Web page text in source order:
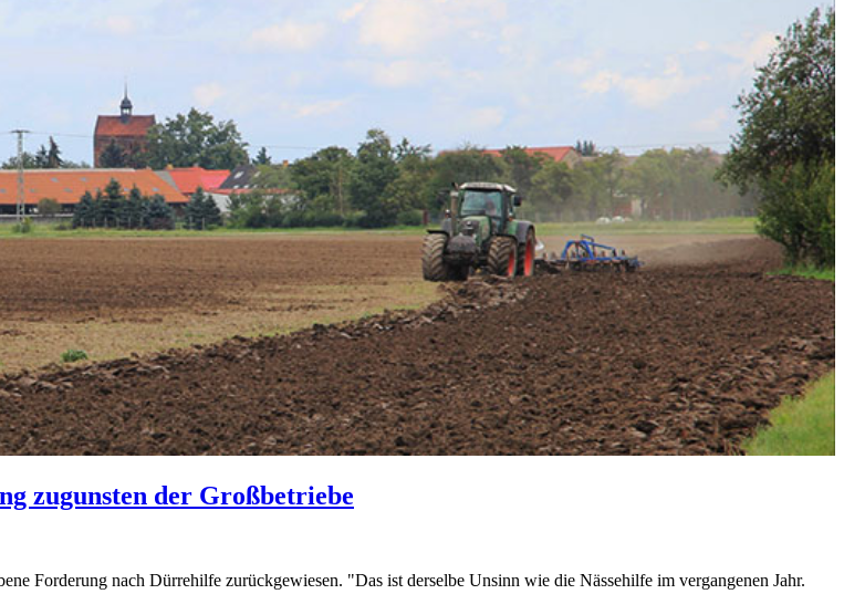
zugunsten der Großbetriebe
Forderung nach Dürrehilfe zurückgewiesen. "Das ist derselbe Unsinn wie die Nässehilfe im vergangenen Jahr.